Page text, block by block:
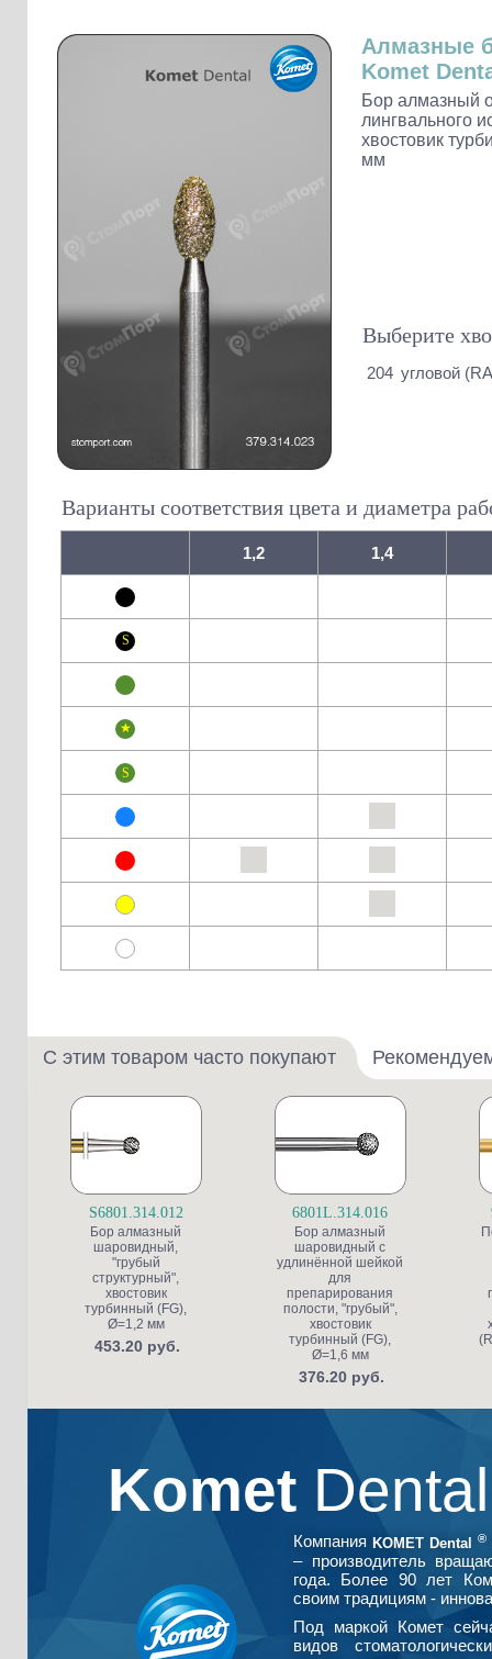
Наконечники и переходники KaVo
Алмазные
Komet
Бор алмазный
лингвального
хвостовик
мм
Выберите
204 угловой
Варианты соответствия цвета и диаметра
1,2 1,4
С этим товаром часто покупают
S6801.314.012
Бор алмазный
шаровидный,
"грубый
структурный",
хвостовик
турбинный (FG),
Ø=1,2 мм
453.20 руб.
6801L.314.016
Бор алмазный
шаровидный с
удлинённой шейкой
для
препарирования
полости, "грубый",
хвостовик
турбинный (FG),
Ø=1,6 мм
376.20 руб.
Komet
Компания KOMET Dental ®
– производитель
года. Более 90 лет
своим традициям -
Под маркой Комет
видов